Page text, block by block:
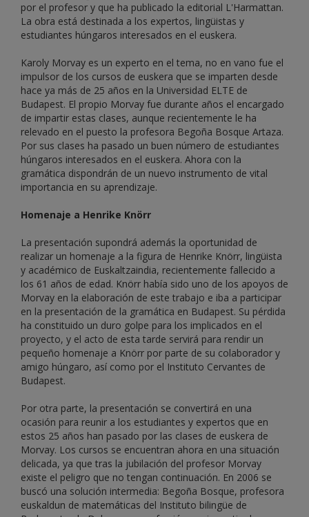
por el profesor y que ha publicado la editorial L'Harmattan.
La obra está destinada a los expertos, lingüistas y
estudiantes húngaros interesados en el euskera.
Karoly Morvay es un experto en el tema, no en vano fue el
impulsor de los cursos de euskera que se imparten desde
hace ya más de 25 años en la Universidad ELTE de
Budapest. El propio Morvay fue durante años el encargado
de impartir estas clases, aunque recientemente le ha
relevado en el puesto la profesora Begoña Bosque Artaza.
Por sus clases ha pasado un buen número de estudiantes
húngaros interesados en el euskera. Ahora con la
gramática dispondrán de un nuevo instrumento de vital
importancia en su aprendizaje.
Homenaje a Henrike Knörr
La presentación supondrá además la oportunidad de
realizar un homenaje a la figura de Henrike Knörr, lingüista
y académico de Euskaltzaindia, recientemente fallecido a
los 61 años de edad. Knörr había sido uno de los apoyos de
Morvay en la elaboración de este trabajo e iba a participar
en la presentación de la gramática en Budapest. Su pérdida
ha constituido un duro golpe para los implicados en el
proyecto, y el acto de esta tarde servirá para rendir un
pequeño homenaje a Knörr por parte de su colaborador y
amigo húngaro, así como por el Instituto Cervantes de
Budapest.
Por otra parte, la presentación se convertirá en una
ocasión para reunir a los estudiantes y expertos que en
estos 25 años han pasado por las clases de euskera de
Morvay. Los cursos se encuentran ahora en una situación
delicada, ya que tras la jubilación del profesor Morvay
existe el peligro que no tengan continuación. En 2006 se
buscó una solución intermedia: Begoña Bosque, profesora
euskaldun de matemáticas del Instituto bilingüe de